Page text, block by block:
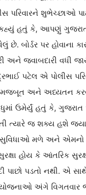
પરિવારને શુભેચ્છાઓ
હતું કે, આપણું ગુજરાત
છે. બોર્ડર પર હોવાના
અને જવાબદારી વધી
પટેલ એ પોલીસ
અને અધ્યતન કરવા
ઉમેર્યું હતું કે,
ત્યારે જ શક્ય હશે
મળે અને એમનો
હોય કે આંતરિક
પાછો પડતો નથી. એ
યોજનાઓ અંગે વિગતવાર